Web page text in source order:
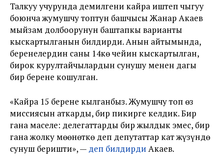
Талкуу учурунда демилгени кайра иштеп чыгуу
боюнча жумушчу топтун башчысы Жанар Акаев
мыйзам долбоорунун баштапкы варианты
кыскартылганын билдирди. Анын айтымында,
беренелердин саны 14кө чейин кыскартылган,
бирок курултайчылардын сунушу менен дагы
бир берене кошулган.
«Кайра 15 берене кылганбыз. Жумушчу топ өз
миссиясын аткарды, бир пикирге келдик. Бир
гана маселе: делегаттарды бир жылдык эмес, бир
гана жолку мөөнөткө деп депутаттар кат жүзүндө
сунуш беришти», — деп билдирди Акаев.